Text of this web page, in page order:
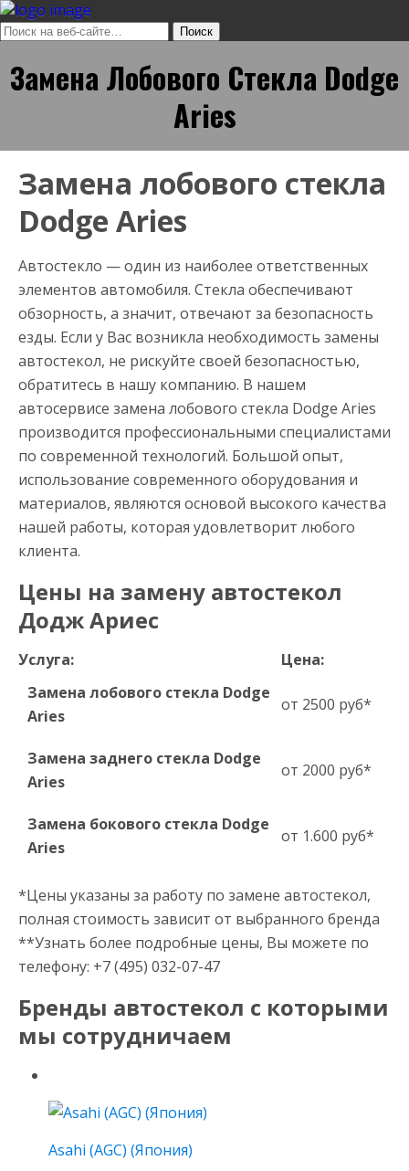
Замена Лобового Стекла Dodge
Aries
Замена лобового стекла
Dodge Aries
Автостекло — один из наиболее ответственных
элементов автомобиля. Стекла обеспечивают
обзорность, а значит, отвечают за безопасность
езды. Если у Вас возникла необходимость замены
автостекол, не рискуйте своей безопасностью,
обратитесь в нашу компанию. В нашем
автосервисе замена лобового стекла Dodge Aries
производится профессиональными специалистами
по современной технологий. Большой опыт,
использование современного оборудования и
материалов, являются основой высокого качества
нашей работы, которая удовлетворит любого
клиента.
Цены на замену автостекол
Додж Ариес
Услуга:
Цена:
Замена лобового стекла Dodge
Aries
от 2500 руб*
Замена заднего стекла Dodge
Aries
от 2000 руб*
Замена бокового стекла Dodge
Aries
от 1.600 руб*
*Цены указаны за работу по замене автостекол,
полная стоимость зависит от выбранного бренда
**Узнать более подробные цены, Вы можете по
телефону: +7 (495) 032-07-47
Бренды автостекол с которыми
мы сотрудничаем
Asahi (AGC) (Япония)